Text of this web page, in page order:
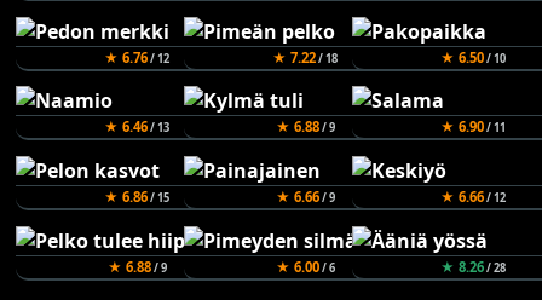
★ 6.76/ 12 ★ 7.22/ 18 ★ 6.50/ 10
★ 6.46/ 13 ★ 6.88/ 9 ★ 6.90/ 11
★ 6.86/ 15 ★ 6.66/ 9 ★ 6.66/ 12
★ 6.88/ 9 ★ 6.00/ 6 ★ 8.26/ 28